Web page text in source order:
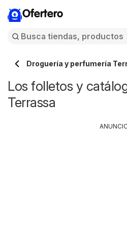
Ofertero
Droguería y perfumería
Los folletos y
Terrassa